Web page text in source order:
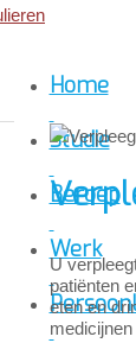
Home
Studie
Beroep
Werk
U
patiënten
eten en